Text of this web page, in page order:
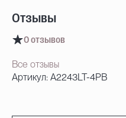
Отзывы
0 отзывов
Все отзывы
Артикул: A2243LT-4PB